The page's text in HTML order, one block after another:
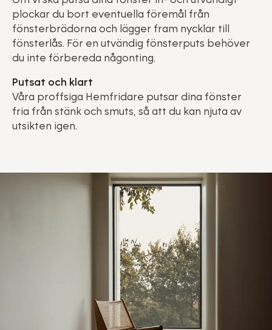
plockar du bort eventuella föremål från
fönsterbrädorna och lägger fram nycklar till
fönsterlås. För en utvändig fönsterputs behöver
du inte förbereda någonting.
Putsat och klart
Våra proffsiga Hemfridare putsar dina fönster
fria från stänk och smuts, så att du kan njuta av
utsikten igen.